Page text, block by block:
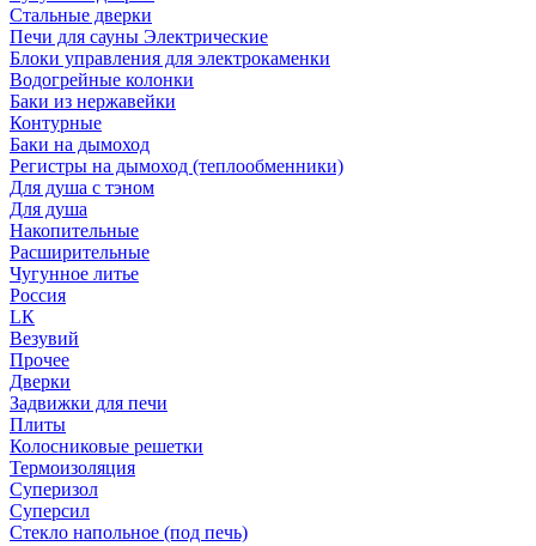
Стальные дверки
Печи для сауны Электрические
Блоки управления для электрокаменки
Водогрейные колонки
Баки из нержавейки
Контурные
Баки на дымоход
Регистры на дымоход (теплообменники)
Для душа с тэном
Для душа
Накопительные
Расширительные
Чугунное литье
Россия
LК
Везувий
Прочее
Дверки
Задвижки для печи
Плиты
Колосниковые решетки
Термоизоляция
Суперизол
Суперсил
Стекло напольное (под печь)